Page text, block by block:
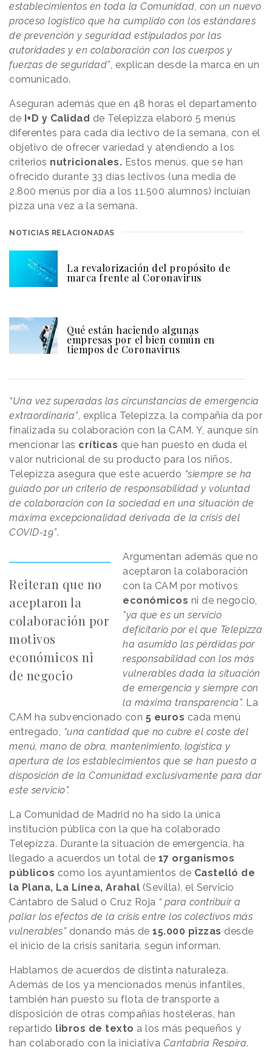
establecimientos en toda la Comunidad, con un nuevo
proceso logístico que ha cumplido con los estándares
de prevención y seguridad estipulados por las
autoridades y en colaboración con los cuerpos y
fuerzas de seguridad”, explican desde la marca en un
comunicado.
Aseguran además que en 48 horas el departamento
de I+D y Calidad de Telepizza elaboró 5 menús
diferentes para cada día lectivo de la semana, con el
objetivo de ofrecer variedad y atendiendo a los
criterios nutricionales. Estos menús, que se han
ofrecido durante 33 días lectivos (una media de
2.800 menús por día a los 11.500 alumnos) incluían
pizza una vez a la semana.
NOTICIAS RELACIONADAS
La revalorización del propósito de
marca frente al Coronavirus
Qué están haciendo algunas
empresas por el bien común en
tiempos de Coronavirus
“Una vez superadas las circunstancias de emergencia
extraordinaria”, explica Telepizza, la compañía da por
finalizada su colaboración con la CAM. Y, aunque sin
mencionar las críticas que han puesto en duda el
valor nutricional de su producto para los niños,
Telepizza asegura que este acuerdo “siempre se ha
guiado por un criterio de responsabilidad y voluntad
de colaboración con la sociedad en una situación de
máxima excepcionalidad derivada de la crisis del
COVID-19”.
Reiteran que no
aceptaron la
colaboración por
motivos
económicos ni
de negocio
Argumentan además que no
aceptaron la colaboración
con la CAM por motivos
económicos ni de negocio,
"ya que es un servicio
deficitario por el que Telepizza
ha asumido las pérdidas por
responsabilidad con los más
vulnerables dada la situación
de emergencia y siempre con
la máxima transparencia”. La
CAM ha subvencionado con 5 euros cada menú
entregado, “una cantidad que no cubre el coste del
menú, mano de obra, mantenimiento, logística y
apertura de los establecimientos que se han puesto a
disposición de la Comunidad exclusivamente para dar
este servicio”.
La Comunidad de Madrid no ha sido la única
institución pública con la que ha colaborado
Telepizza. Durante la situación de emergencia, ha
llegado a acuerdos un total de 17 organismos
públicos como los ayuntamientos de Castelló de
la Plana, La Línea, Arahal (Sevilla), el Servicio
Cántabro de Salud o Cruz Roja “ para contribuir a
paliar los efectos de la crisis entre los colectivos más
vulnerables”donando más de 15.000 pizzas desde
el inicio de la crisis sanitaria, según informan.
Hablamos de acuerdos de distinta naturaleza.
Además de los ya mencionados menús infantiles,
también han puesto su flota de transporte a
disposición de otras compañías hosteleras, han
repartido libros de texto a los más pequeños y
han colaborado con la iniciativa Cantabria Respira.